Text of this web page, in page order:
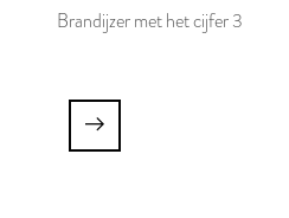
Brandijzer met het cijfer 3